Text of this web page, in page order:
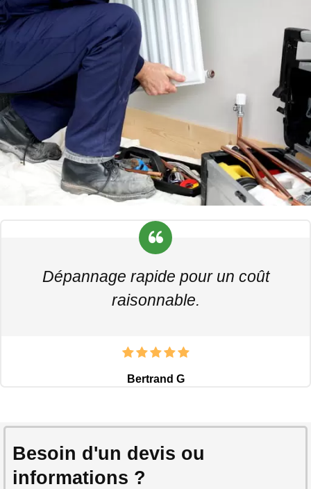
Dépannage rapide pour un coût
raisonnable.
Bertrand G
Besoin d'un devis ou
informations ?